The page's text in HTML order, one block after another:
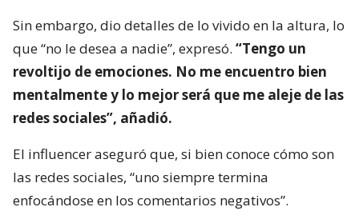
Sin embargo, dio detalles de lo vivido en la altura, lo
que “no le desea a nadie”, expresó. “Tengo un
revoltijo de emociones. No me encuentro bien
mentalmente y lo mejor será que me aleje de las
redes sociales”, añadió.
El influencer aseguró que, si bien conoce cómo son
las redes sociales, “uno siempre termina
enfocándose en los comentarios negativos”.